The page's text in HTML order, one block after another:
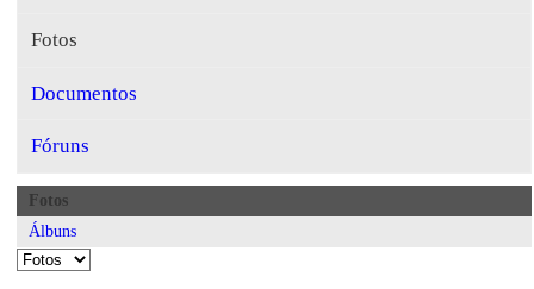
Fotos
Documentos
Fóruns
Fotos
Álbuns